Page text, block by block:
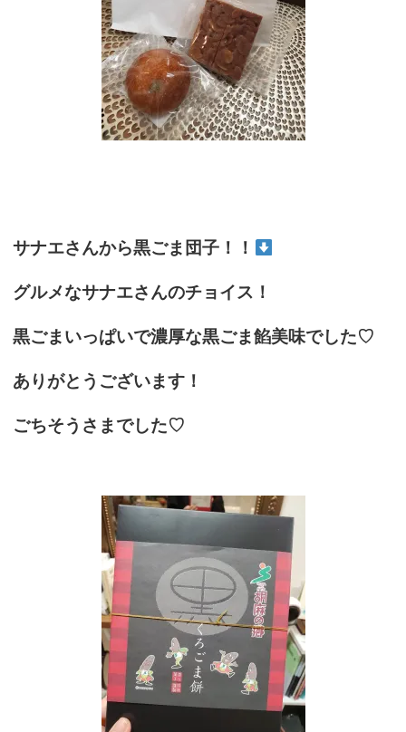
サナエさんから黒ごま団子！！
グルメなサナエさんのチョイス！
黒ごまいっぱいで濃厚な黒ごま餡美味でした♡
ありがとうございます！
ごちそうさまでした♡